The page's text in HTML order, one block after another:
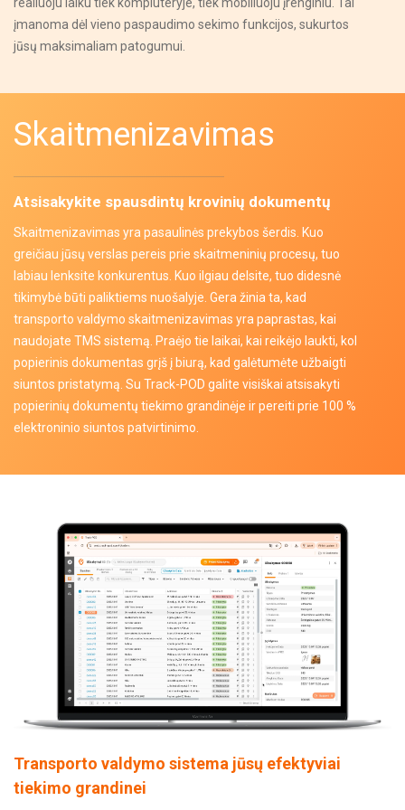
realiuoju laiku tiek kompiuteryje, tiek mobiliuoju įrenginiu. Tai
įmanoma dėl vieno paspaudimo sekimo funkcijos, sukurtos
jūsų maksimaliam patogumui.
Skaitmenizavimas
Atsisakykite spausdintų krovinių dokumentų
Skaitmenizavimas yra pasaulinės prekybos šerdis. Kuo
greičiau jūsų verslas pereis prie skaitmeninių procesų, tuo
labiau lenksite konkurentus. Kuo ilgiau delsite, tuo didesnė
tikimybė būti paliktiems nuošalyje. Gera žinia ta, kad
transporto valdymo skaitmenizavimas yra paprastas, kai
naudojate TMS sistemą. Praėjo tie laikai, kai reikėjo laukti, kol
popierinis dokumentas grįš į biurą, kad galėtumėte užbaigti
siuntos pristatymą. Su Track-POD galite visiškai atsisakyti
popierinių dokumentų tiekimo grandinėje ir pereiti prie 100 %
elektroninio siuntos patvirtinimo.
Transporto valdymo sistema jūsų efektyviai
tiekimo grandinei